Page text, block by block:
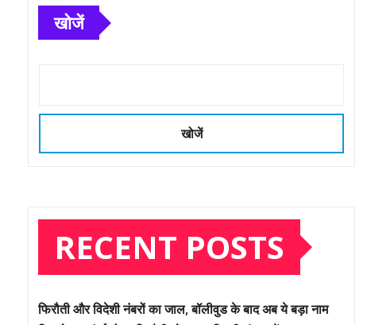
खोजें
खोजें
RECENT POSTS
फिरौती और विदेशी नंबरों का जाल, बॉलीवुड के बाद अब ये बड़ा नाम